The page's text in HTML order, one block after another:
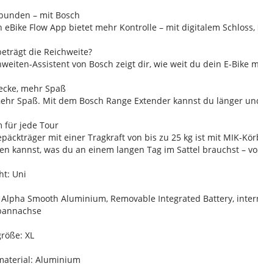
– mit Bosch
eBike Flow App bietet mehr Kontrolle – mit digitalem
die Reichweite?
Assistent von Bosch zeigt dir, wie weit du dein E-Bike
mehr Spaß
Spaß. Mit dem Bosch Range Extender kannst du länger
für jede Tour
mit einer Tragkraft von bis zu 25 kg ist mit MIK-
kannst, was du an einem langen Tag im Sattel brauchst –
Uni
Smooth Aluminium, Removable Integrated Battery,
XL
Aluminium